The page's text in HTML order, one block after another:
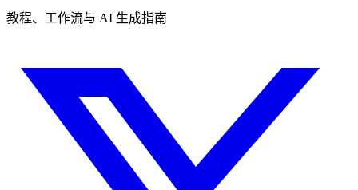
教程、工作流与 AI 生成指南